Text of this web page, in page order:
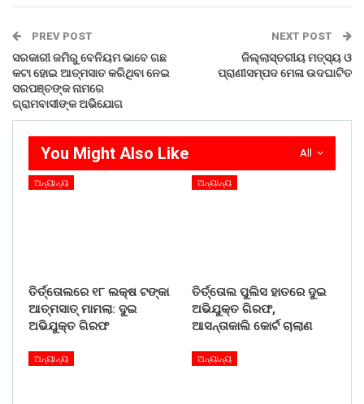
ଖୁସି ଥିବା ଲକ୍ଷ୍ୟ କରାଯାଇଥିଲା।ହସ୍ତାନ୍ତର ସମୟରେ ଶିଶୁ ମଙ୍ଗଳ
ସମିତି ଅଧ୍ୟକ୍ଷ ଶ୍ରୀଯୁକ୍ତ ଅଶ୍ଵିନୀ କୁମାର ମହାପାତ୍ର, ସଦସ୍ୟା
ଶ୍ରୀମତୀ ମମତରାଣୀ ଶତପଥୀ , ଜିଲ୍ଲା ଶିଶୁ ସୁରକ୍ଷା ଅଧିକାରୀ
ଶ୍ରୀଯୁକ୍ତ ଅରୁଣ କୁମାର ତ୍ରିପାଠୀ, ଶିଶୁ ଯତ୍ନ ଅନୁଷ୍ଠାନ ଉତ୍କଳ
ବାଳଶ୍ରମ ଏବଂ ସ୍ବତନ୍ତ୍ର ପୋଷ୍ୟ ସନ୍ତାନ ଗ୍ରହଣ କେନ୍ଦ୍ର
ସହଯୋଗ କରିଥିଲେ। ଗଣ ମାଧ୍ୟମ କୁ ସୂଚନା ପ୍ରଦାନ କରୁ ନାହାନ୍ତି
ଯାହା ଫଳ ରେ ପ୍ରଚାର ପ୍ରସାର ହୋଇ ପାରୁ ନାହିଁ ଟିଭି ହଉ ଡିଜି ଟିଲ
ଗଣ ମାଧ୍ୟମ ଖବର ବହୁଳ ପ୍ରଚାର ପ୍ରସାର ହୋଇ ପାରୁ ନାହିଁ ଅଧି
PREV POST
ସରକାରୀ ଜମିରୁ ବେନିୟମ ଭାବେ ଗଛ
କଟା ହୋଇ ଆତ୍ମସାତ କରିଥିବା ନେଇ
ସରପଞ୍ଚଙ୍କ ନାମରେ
ଗ୍ରାମବାସୀଙ୍କ ଅଭିଯୋଗ
NEXT POST
ଜିଲ୍ଲାସ୍ତରୀୟ ମତ୍ସ୍ୟ ଓ
ପ୍ରାଣୀସମ୍ପଦ ମେଳା ଉଦଘାଟିତ
All
You Might Also Like
ଅନ୍ୟାନ୍ୟ
ତିର୍ତ୍ତୋଲରେ ୧୮ ଲକ୍ଷ ଟଙ୍କା
ଆତ୍ମସାତ୍ ମାମଲା: ଦୁଇ
ଅଭିଯୁକ୍ତ ଗିରଫ
ଅନ୍ୟାନ୍ୟ
ତିର୍ତ୍ତୋଲ ପୁଲିସ ହାତରେ ଦୁଇ
ଅଭିଯୁକ୍ତ ଗିରଫ,
ଆସନ୍ତାକାଲି କୋର୍ଟ ଚାଲାଣ
ଅନ୍ୟାନ୍ୟ ଅନ୍ୟାନ୍ୟ